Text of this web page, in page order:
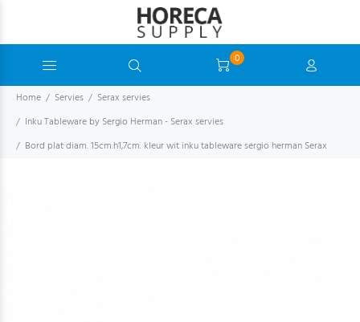
0
Home Servies
Serax servies
Inku Tableware by Sergio Herman - Serax servies
Bord plat diam. 15cm.h1,7cm. kleur wit inku tableware sergio herman Serax